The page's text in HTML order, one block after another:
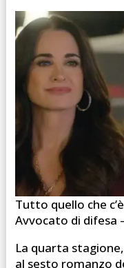
Tutto quello che
Avvocato di difesa
La quarta
al sesto romanzo